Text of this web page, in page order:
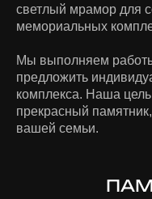
светлый мрамор для
мемориальных
Мы выполняем
предложить
комплекса. Наша
прекрасный
вашей семьи.